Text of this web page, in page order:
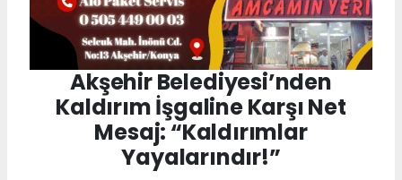
Akşehir Belediyesi’nden
Kaldırım İşgaline Karşı Net
Mesaj: “Kaldırımlar
Yayalarındır!”